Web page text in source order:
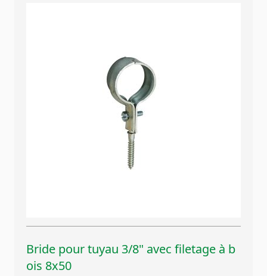
Bride pour tuyau 3/8" avec filetage à b
ois 8x50